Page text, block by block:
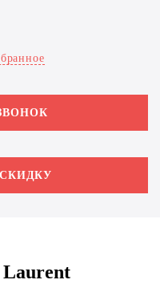
Laurent